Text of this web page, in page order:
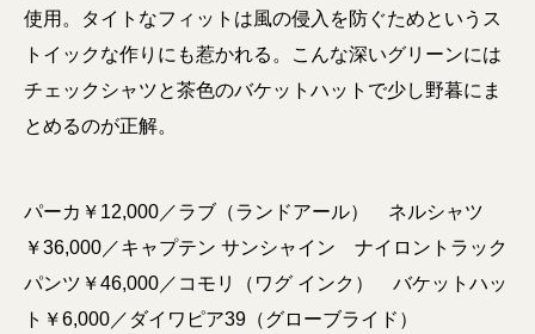
使用。タイトなフィットは風の侵入を防ぐためというス
トイックな作りにも惹かれる。こんな深いグリーンには
チェックシャツと茶色のバケットハットで少し野暮にま
とめるのが正解。
パーカ￥12,000／ラブ（ランドアール） ネルシャツ
￥36,000／キャプテン サンシャイン ナイロントラック
パンツ￥46,000／コモリ（ワグ インク） バケットハッ
ト￥6,000／ダイワピア39（グローブライド）